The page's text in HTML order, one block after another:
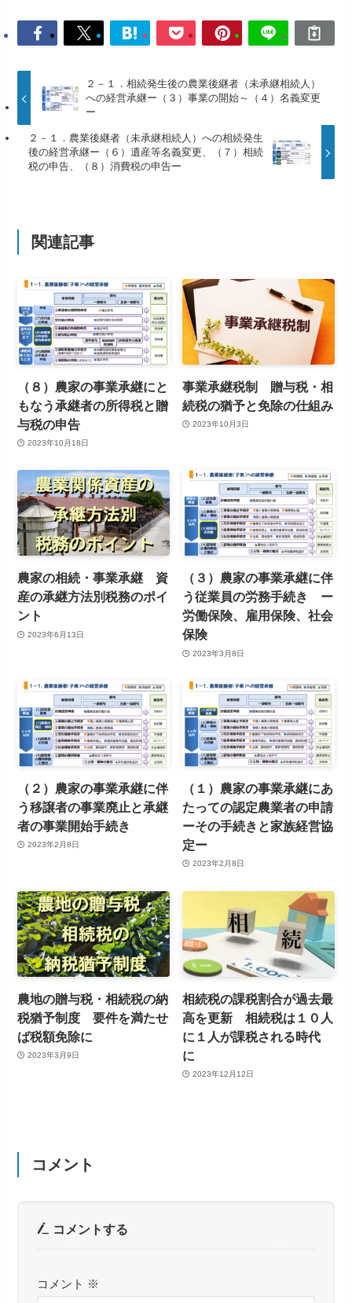
２－１．相続発生後の農業後継者（未承継相続人）
への経営承継ー（３）事業の開始～（４）名義変更
ー
２－１．農業後継者（未承継相続人）への相続発生
後の経営承継ー（６）遺産等名義変更、（７）相続
税の申告、（８）消費税の申告ー
関連記事
（８）農家の事業承継にと
もなう承継者の所得税と贈
与税の申告
2023年10月18日
事業承継税制 贈与税・相
続税の猶予と免除の仕組み
2023年10月3日
農家の相続・事業承継 資
産の承継方法別税務のポイ
ント
2023年6月13日
（３）農家の事業承継に伴
う従業員の労務手続き ー
労働保険、雇用保険、社会
保険
2023年3月8日
（２）農家の事業承継に伴
う移譲者の事業廃止と承継
者の事業開始手続き
2023年2月8日
（１）農家の事業承継にあ
たっての認定農業者の申請
ーその手続きと家族経営協
定ー
2023年2月8日
農地の贈与税・相続税の納
税猶予制度 要件を満たせ
ば税額免除に
2023年3月9日
相続税の課税割合が過去最
高を更新 相続税は１０人
に１人が課税される時代
に
2023年12月12日
コメント
コメントする
コメント ※